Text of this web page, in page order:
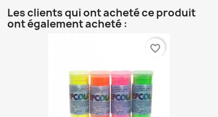
Les clients qui ont acheté ce produit
ont également acheté :
favorite_border